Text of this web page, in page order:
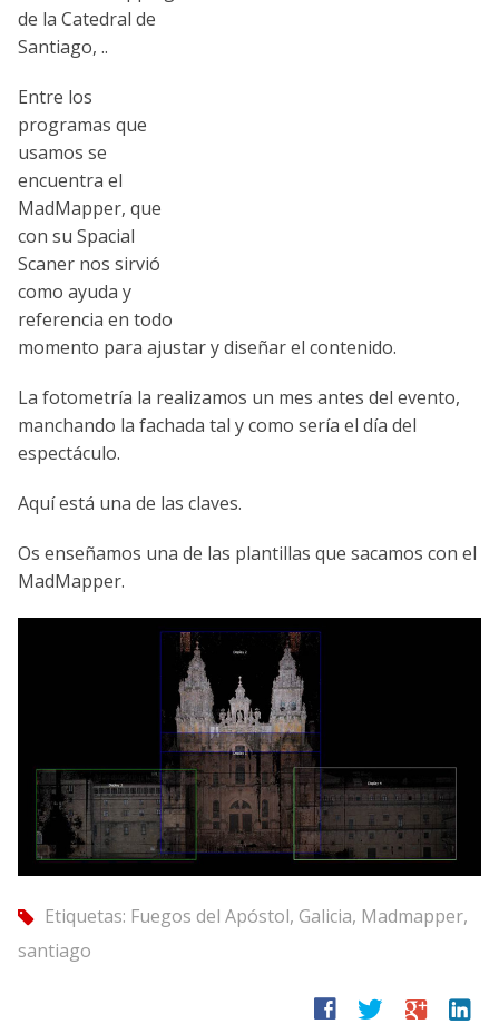
de la Catedral de
Santiago, ..
Entre los
programas que
usamos se
encuentra el
MadMapper, que
con su Spacial
Scaner nos sirvió
como ayuda y
referencia en todo
momento para ajustar y diseñar el contenido.
La fotometría la realizamos un mes antes del evento,
manchando la fachada tal y como sería el día del
espectáculo.
Aquí está una de las claves.
Os enseñamos una de las plantillas que sacamos con el
MadMapper.
tag Etiquetas: Fuegos del Apóstol, Galicia, Madmapper,
santiago
facebook twitter google linkedin